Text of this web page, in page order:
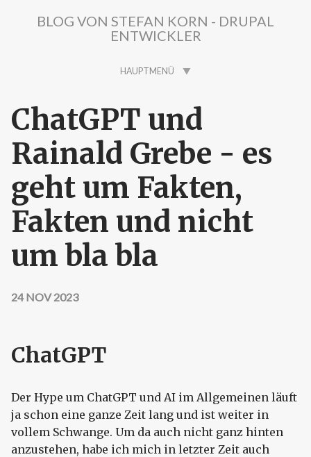
BLOG VON STEFAN KORN - DRUPAL
ENTWICKLER
HAUPTMENÜ
ChatGPT und
Rainald Grebe - es
geht um Fakten,
Fakten und nicht
um bla bla
24 NOV 2023
ChatGPT
Der Hype um ChatGPT und AI im Allgemeinen läuft
ja schon eine ganze Zeit lang und ist weiter in
vollem Schwange. Um da auch nicht ganz hinten
anzustehen, habe ich mich in letzter Zeit auch